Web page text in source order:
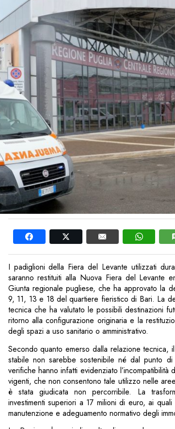
I padiglioni della Fiera del Levante utilizzati
saranno restituiti alla Nuova Fiera del Levante
Giunta regionale pugliese, che ha approvato la
9, 11, 13 e 18 del quartiere fieristico di Bari. La
tecnica che ha valutato le possibili destinazioni
ritorno alla configurazione originaria e la
degli spazi a uso sanitario o amministrativo.
Secondo quanto emerso dalla relazione tecnica,
stabile non sarebbe sostenibile né dal punto
verifiche hanno infatti evidenziato
vigenti, che non consentono tale utilizzo nelle
è stata giudicata non percorribile. La
investimenti superiori a 17 milioni di euro, ai
manutenzione e adeguamento normativo degli